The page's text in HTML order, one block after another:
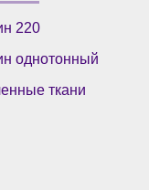
220
однотонный
ткани